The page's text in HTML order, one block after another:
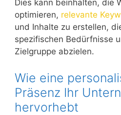
Dies kann beinhalten, die
optimieren, relevante
und Inhalte zu erstellen,
spezifischen Bedürfnisse
Zielgruppe abzielen.
Wie eine
Präsenz Ihr
hervorhebt